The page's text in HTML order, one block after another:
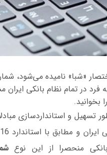
در تمام نظام بانکی
بخوانید.
تسهیل و استانداردسازی
منحصرا از این نوع